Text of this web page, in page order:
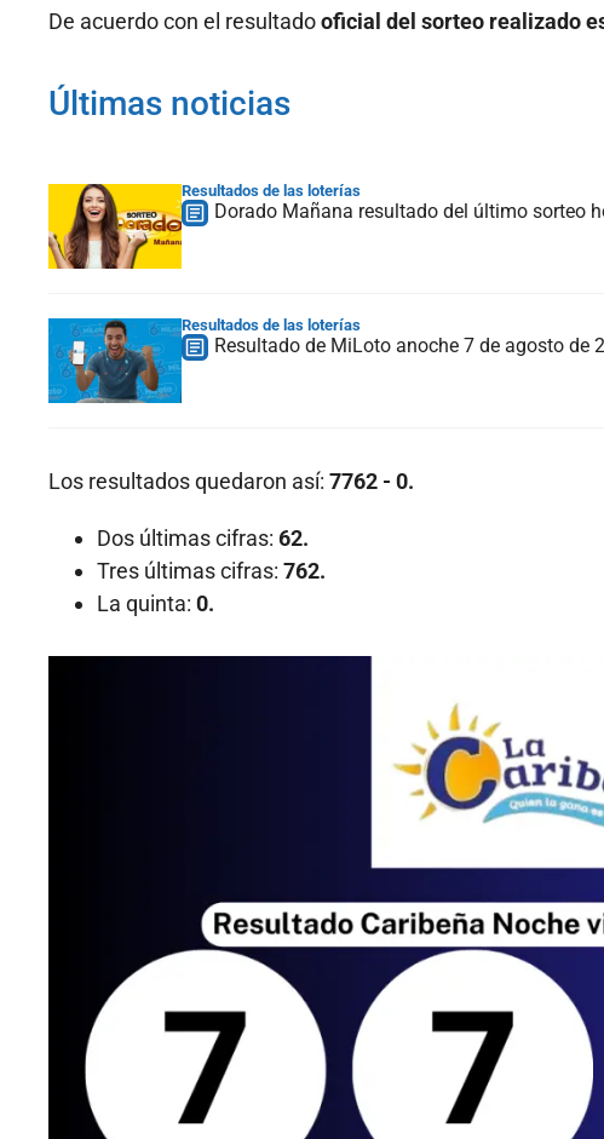
De acuerdo con el resultadooficial del sorteo realizado
Últimas noticias
Resultados de las loterías
Dorado Mañana resultado del último sorteo
Resultados de las loterías
Resultado de MiLoto anoche 7 de agosto
Los resultados quedaron así: 7762 - 0.
Dos últimas cifras: 62.
Tres últimas cifras: 762.
La quinta: 0.